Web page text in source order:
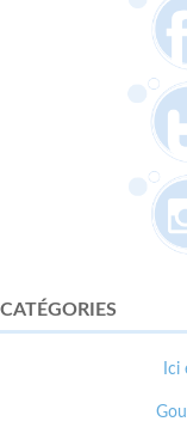
CATÉGORIES
Ici